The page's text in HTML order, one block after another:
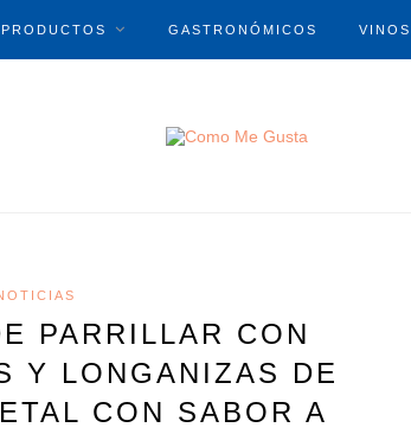
PRODUCTOS GASTRONÓMICOS VINOS
PARRILLAR CON
Y LONGANIZAS DE
CON SABOR A